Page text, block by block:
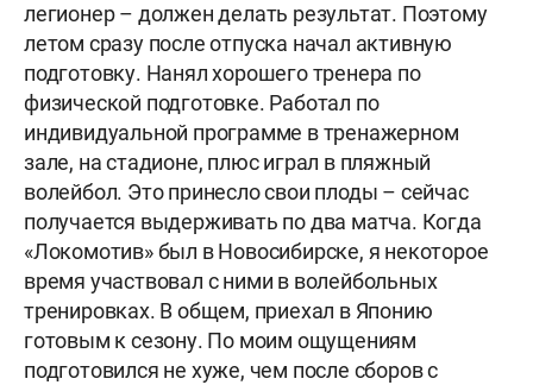
легионер – должен делать результат. Поэтому
летом сразу после отпуска начал активную
подготовку. Нанял хорошего тренера по
физической подготовке. Работал по
индивидуальной программе в тренажерном
зале, на стадионе, плюс играл в пляжный
волейбол. Это принесло свои плоды – сейчас
получается выдерживать по два матча. Когда
«Локомотив» был в Новосибирске, я некоторое
время участвовал с ними в волейбольных
тренировках. В общем, приехал в Японию
готовым к сезону. По моим ощущениям
подготовился не хуже, чем после сборов с